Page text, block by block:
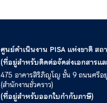
ศูนย์ดำเนินงาน PISA แห่งชาติ สถ
(ที่อยู่สำหรับติดต่อจัดส่งเอกสารแ
475 อาคารสิริภิญโญ ชั้น 9 ถนนศรีอ
(สำนักงานชั่วคราว)
(ที่อยู่สำหรับออกใบกำกับภาษี)